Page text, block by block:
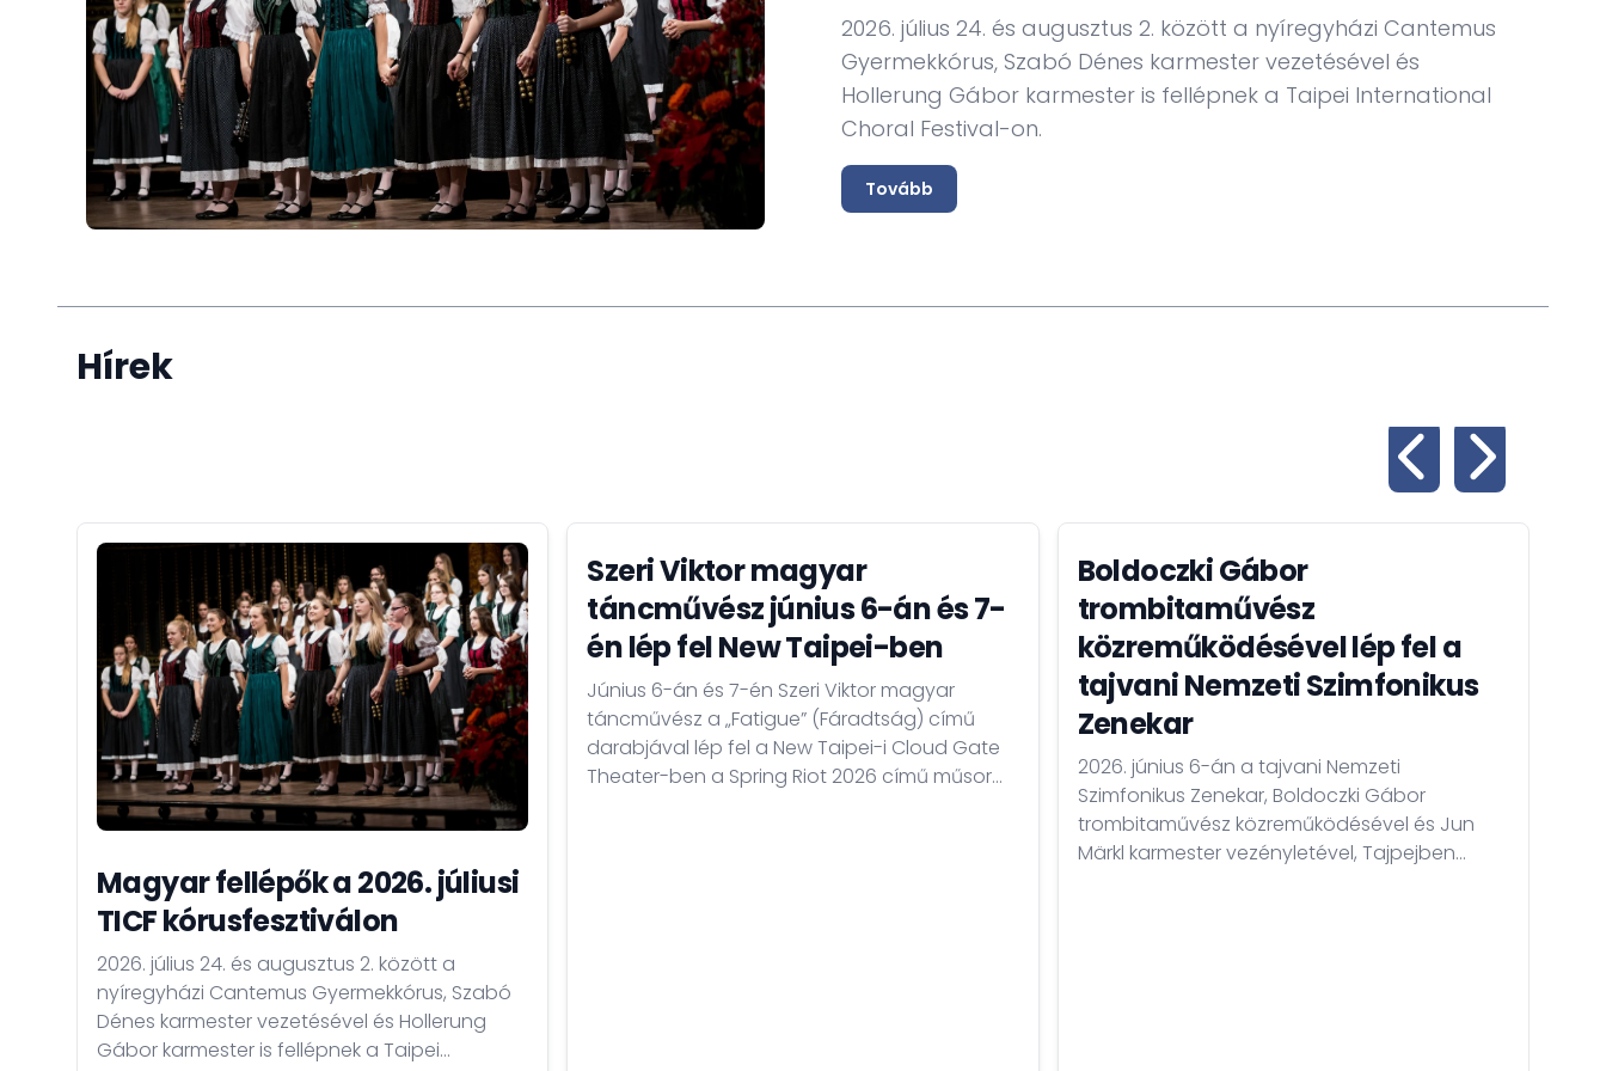
Üdvözlettel,
Vér Tamara
Misszióvezető
Magyar Kereskedelmi Iroda, Tajpej
2026. július 24. és augusztus 2. között a nyíregyházi Cantemus
Gyermekkórus, Szabó Dénes karmester vezetésével és
Hollerung Gábor karmester is fellépnek a Taipei International
Choral Festival-on.
Tovább
Hírek
Magyar fellépők a 2026. júliusi
TICF kórusfesztiválon
2026. július 24. és augusztus 2. között a
nyíregyházi Cantemus Gyermekkórus, Szabó
Dénes karmester vezetésével és Hollerung
Gábor karmester is fellépnek a Taipei
Szeri Viktor magyar
táncművész június 6-án és 7-
én lép fel New Taipei-ben
Június 6-án és 7-én Szeri Viktor magyar
táncművész a „Fatigue” (Fáradtság) című
darabjával lép fel a New Taipei-i Cloud Gate
Theater-ben a Spring Riot 2026 című műsor
Boldoczki Gábor
trombitaművész
közreműködésével lép fel a
tajvani Nemzeti Szimfonikus
Zenekar
2026. június 6-án a tajvani Nemzeti
Szimfonikus Zenekar, Boldoczki Gábor
trombitaművész közreműködésével és Jun
Märkl karmester vezényletével, Tajpejben